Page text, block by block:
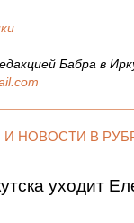
Бабра в
И НОВОСТИ В
уходит